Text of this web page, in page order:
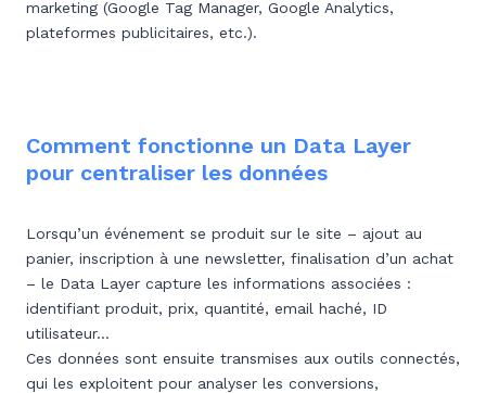
marketing (Google Tag Manager, Google Analytics,
plateformes publicitaires, etc.).
Comment fonctionne un Data Layer
pour centraliser les données
Lorsqu’un événement se produit sur le site – ajout au
panier, inscription à une newsletter, finalisation d’un achat
– le Data Layer capture les informations associées :
identifiant produit, prix, quantité, email haché, ID
utilisateur…
Ces données sont ensuite transmises aux outils connectés,
qui les exploitent pour analyser les conversions,